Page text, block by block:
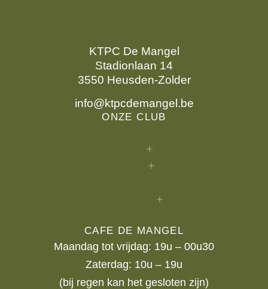
KTPC De Mangel
Stadionlaan 14
3550 Heusden-Zolder
info@ktpcdemangel.be
ONZE CLUB
CAFE DE MANGEL
Maandag tot vrijdag: 19u – 00u30
Zaterdag: 10u – 19u
(bij regen kan het gesloten zijn)